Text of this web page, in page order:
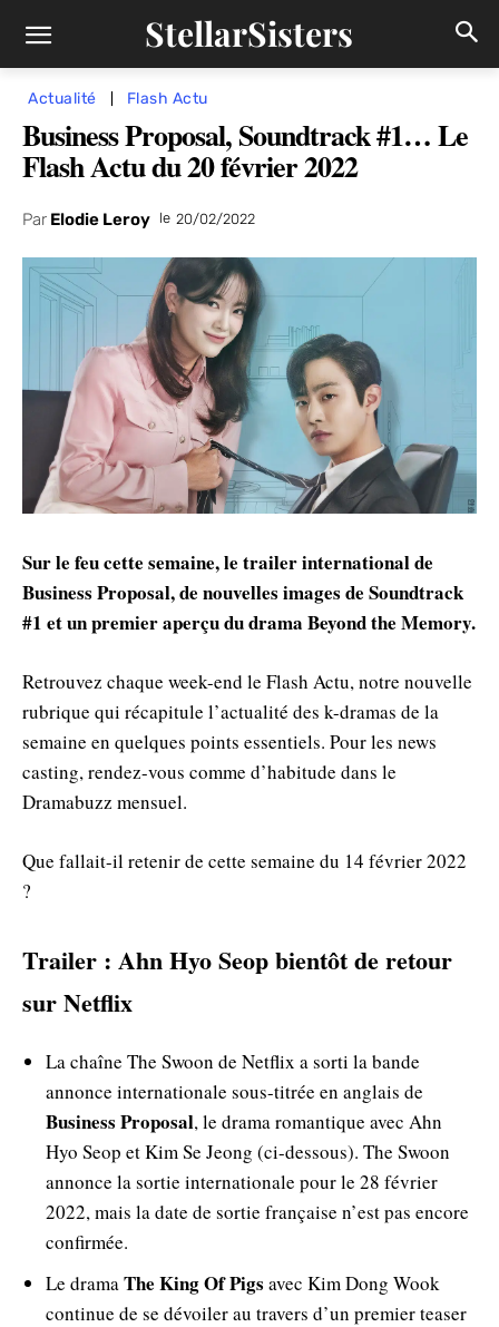
StellarSisters
Actualité Flash Actu
Business Proposal, Soundtrack #1… Le
Flash Actu du 20 février 2022
Par Elodie Leroy le 20/02/2022
Sur le feu cette semaine, le trailer international de
Business Proposal, de nouvelles images de Soundtrack
#1 et un premier aperçu du drama Beyond the Memory.
Retrouvez chaque week-end le Flash Actu, notre nouvelle
rubrique qui récapitule l’actualité des k-dramas de la
semaine en quelques points essentiels. Pour les news
casting, rendez-vous comme d’habitude dans le
Dramabuzz mensuel.
Que fallait-il retenir de cette semaine du 14 février 2022
?
Trailer : Ahn Hyo Seop bientôt de retour
sur Netflix
La chaîne The Swoon de Netflix a sorti la bande
annonce internationale sous-titrée en anglais de
Business Proposal, le drama romantique avec Ahn
Hyo Seop et Kim Se Jeong (ci-dessous). The Swoon
annonce la sortie internationale pour le 28 février
2022, mais la date de sortie française n’est pas encore
confirmée.
Le drama The King Of Pigs avec Kim Dong Wook
continue de se dévoiler au travers d’un premier teaser